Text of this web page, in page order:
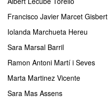
Francisco Javier Marcet Gisbert
Iolanda Marchueta Hereu
Sara Marsal Barril
Ramon Antoni Martí i Seves
Marta Martinez Vicente
Sara Mas Assens